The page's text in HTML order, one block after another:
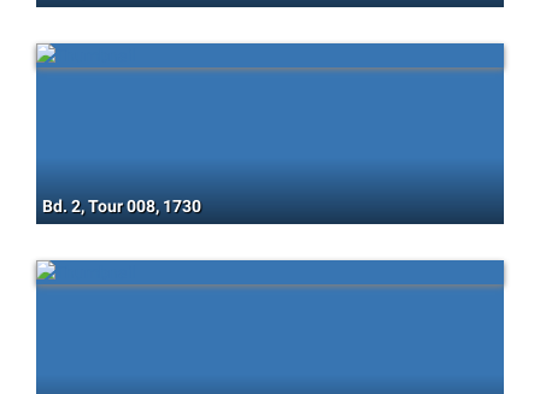
Bd. 2, Tour 008, 1730